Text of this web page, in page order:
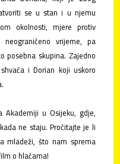
se u stan i u njemu
okolnosti, mjere protiv
vrijeme, pa
posebna skupina. Zajedno
i Dorian koji uskoro
u Osijeku, gdje,
ne staju. Pročitajte je li
mladeži, što nam sprema
o hlačama!